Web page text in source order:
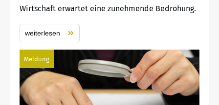
Wirtschaft erwartet eine zunehmende Bedrohung.
weiterlesen
Meldung